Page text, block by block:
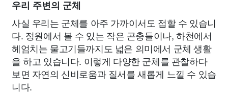
우리 주변의 군체
사실 우리는 군체를 아주 가까이서도 접할 수 있습니
다. 정원에서 볼 수 있는 작은 곤충들이나, 하천에서
헤엄치는 물고기들까지도 넓은 의미에서 군체 생활
을 하고 있습니다. 이렇게 다양한 군체를 관찰하다
보면 자연의 신비로움과 질서를 새롭게 느낄 수 있습
니다.